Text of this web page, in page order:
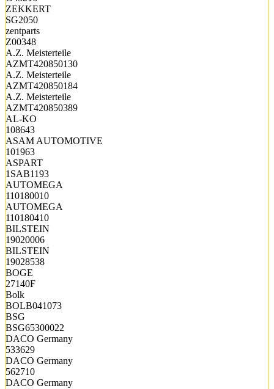
ZEKKERT
SG2050
zentparts
Z00348
A.Z. Meisterteile
AZMT420850130
A.Z. Meisterteile
AZMT420850184
A.Z. Meisterteile
AZMT420850389
AL-KO
108643
ASAM AUTOMOTIVE
101963
ASPART
1SAB1193
AUTOMEGA
110180010
AUTOMEGA
110180410
BILSTEIN
19020006
BILSTEIN
19028538
BOGE
27140F
Bolk
BOLB041073
BSG
BSG65300022
DACO Germany
533629
DACO Germany
562710
DACO Germany